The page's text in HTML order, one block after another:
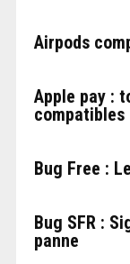
Airpods
Apple pay :
compatibles
Bug Free :
Bug SFR :
panne